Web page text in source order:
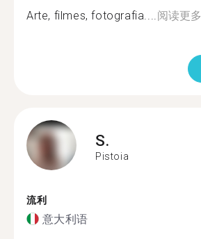
Arte, filmes, fotografia....阅读更多
S.
Pistoia
流利
意大利语